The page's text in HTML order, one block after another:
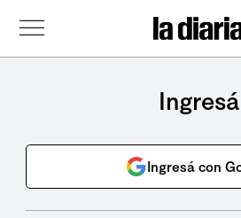
Ingresá
Ingresá con